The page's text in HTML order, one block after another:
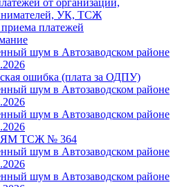
от организаций,
УК, ТСЖ
платежей
шум в Автозаводском районе
ошибка (плата за ОДПУ)
шум в Автозаводском районе
шум в Автозаводском районе
ТСЖ № 364
шум в Автозаводском районе
шум в Автозаводском районе